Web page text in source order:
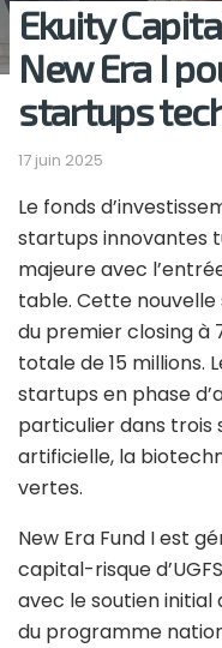
Ekuity
New Era I
startups
17 juin 2025
Le fonds
startups innovantes
majeure avec
table. Cette
du premier closing à
totale de 15 millions.
startups en phase
particulier dans trois
artificielle, la
vertes.
New Era Fund I est
capital-risque
avec le soutien
du programme